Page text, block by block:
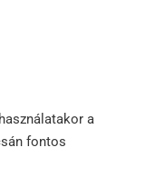
használatakor a
fontos